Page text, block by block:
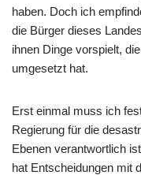
haben. Doch ich
die Bürger dieses
ihnen Dinge vorspielt,
umgesetzt hat.
Erst einmal muss ich
Regierung für die
Ebenen verantwortlich
hat Entscheidungen mit